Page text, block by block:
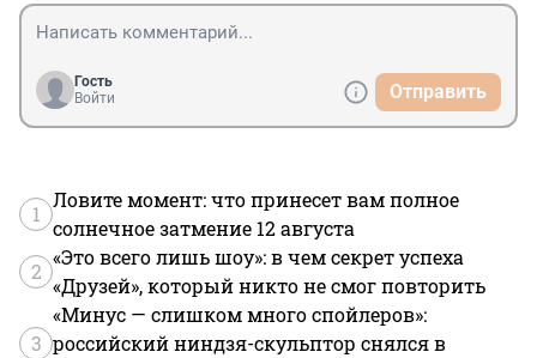
Гость
Войти
Отправить
1
Ловите момент: что принесет вам полное
солнечное затмение 12 августа
2
«Это всего лишь шоу»: в чем секрет успеха
«Друзей», который никто не смог повторить
3
«Минус — слишком много спойлеров»:
российский ниндзя-скульптор снялся в